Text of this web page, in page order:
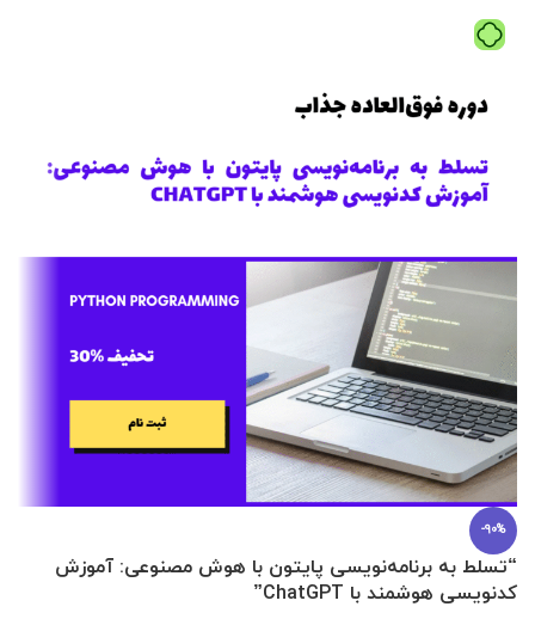
-90%
“تسلط به برنامه‌نویسی پایتون با هوش مصنوعی: آموزش
کدنویسی هوشمند با ChatGPT”